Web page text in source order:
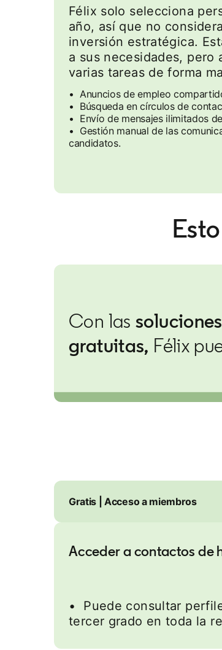
Félix solo selecciona
año, así que no
inversión estratégica.
a sus necesidades, pero
varias tareas de forma
• Anuncios de empleo
• Búsqueda en círculos de
• Envío de mensajes ilimitados
• Gestión manual de las
candidatos.
Con lassoluciones
gratuitas, Félix
Gratis | Acceso a miembros
Acceder a contactos de
• Puede consultar
tercer grado en toda la